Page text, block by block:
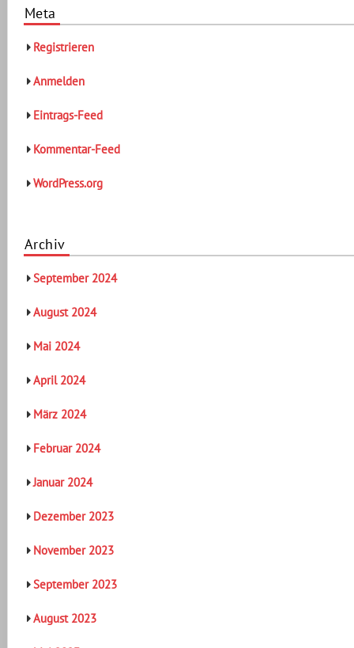
Meta
Registrieren
Anmelden
Eintrags-Feed
Kommentar-Feed
WordPress.org
Archiv
September 2024
August 2024
Mai 2024
April 2024
März 2024
Februar 2024
Januar 2024
Dezember 2023
November 2023
September 2023
August 2023